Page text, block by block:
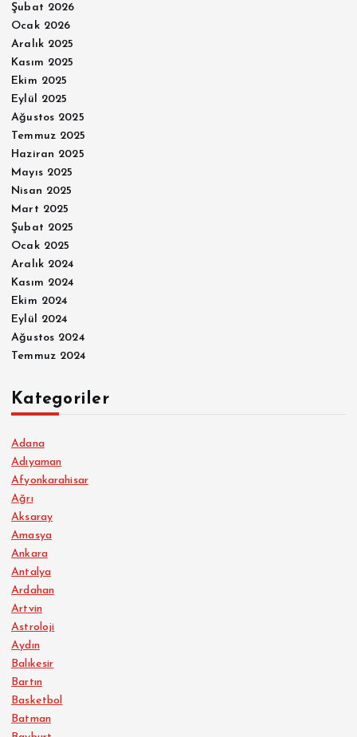
Şubat 2026
Ocak 2026
Aralık 2025
Kasım 2025
Ekim 2025
Eylül 2025
Ağustos 2025
Temmuz 2025
Haziran 2025
Mayıs 2025
Nisan 2025
Mart 2025
Şubat 2025
Ocak 2025
Aralık 2024
Kasım 2024
Ekim 2024
Eylül 2024
Ağustos 2024
Temmuz 2024
Kategoriler
Adana
Adıyaman
Afyonkarahisar
Ağrı
Aksaray
Amasya
Ankara
Antalya
Ardahan
Artvin
Astroloji
Aydın
Balıkesir
Bartın
Basketbol
Batman